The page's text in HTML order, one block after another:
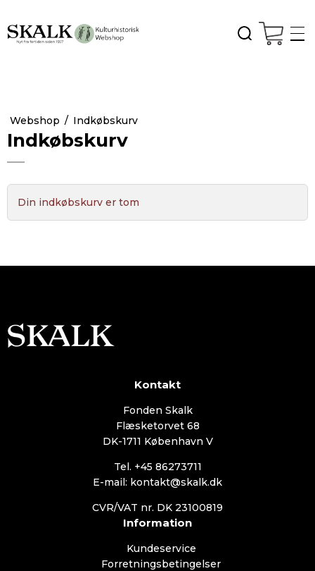
Webshop / Indkøbskurv
Indkøbskurv
Din indkøbskurv er tom
Kontakt
Fonden Skalk
Flæsketorvet 68
DK-1711 København V
Tel. +45 86273711
E-mail: kontakt@skalk.dk
CVR/VAT nr. DK 23100819
Information
Kundeservice
Forretningsbetingelser